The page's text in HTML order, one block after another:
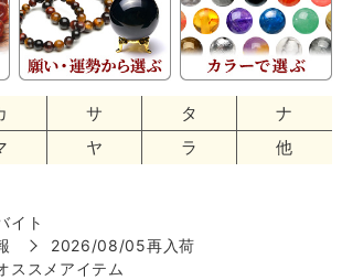
サ タ
ナ
ヤ ラ 他
イト
2026/08/05再入荷
ススメアイテム